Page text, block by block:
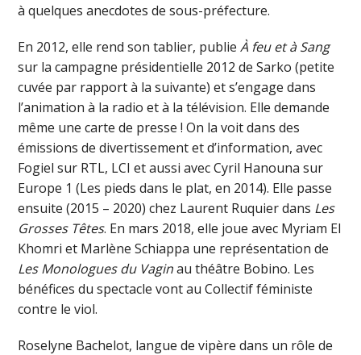
à quelques anecdotes de sous-préfecture.
En 2012, elle rend son tablier, publieÀ feu et à Sang
sur la campagne présidentielle 2012 de Sarko (petite
cuvée par rapport à la suivante) et s’engage dans
l’animation à la radio et à la télévision. Elle demande
même une carte de presse ! On la voit dans des
émissions de divertissement et d’information, avec
Fogiel sur RTL, LCI et aussi avec Cyril Hanouna sur
Europe 1 (Les pieds dans le plat, en 2014). Elle passe
ensuite (2015 – 2020) chez Laurent Ruquier dans Les
Grosses Têtes. En mars 2018, elle joue avec Myriam El
Khomri et Marlène Schiappa une représentation de
Les Monologues du Vaginau théâtre Bobino. Les
bénéfices du spectacle vont au Collectif féministe
contre le viol.
Roselyne Bachelot, langue de vipère dans un rôle de